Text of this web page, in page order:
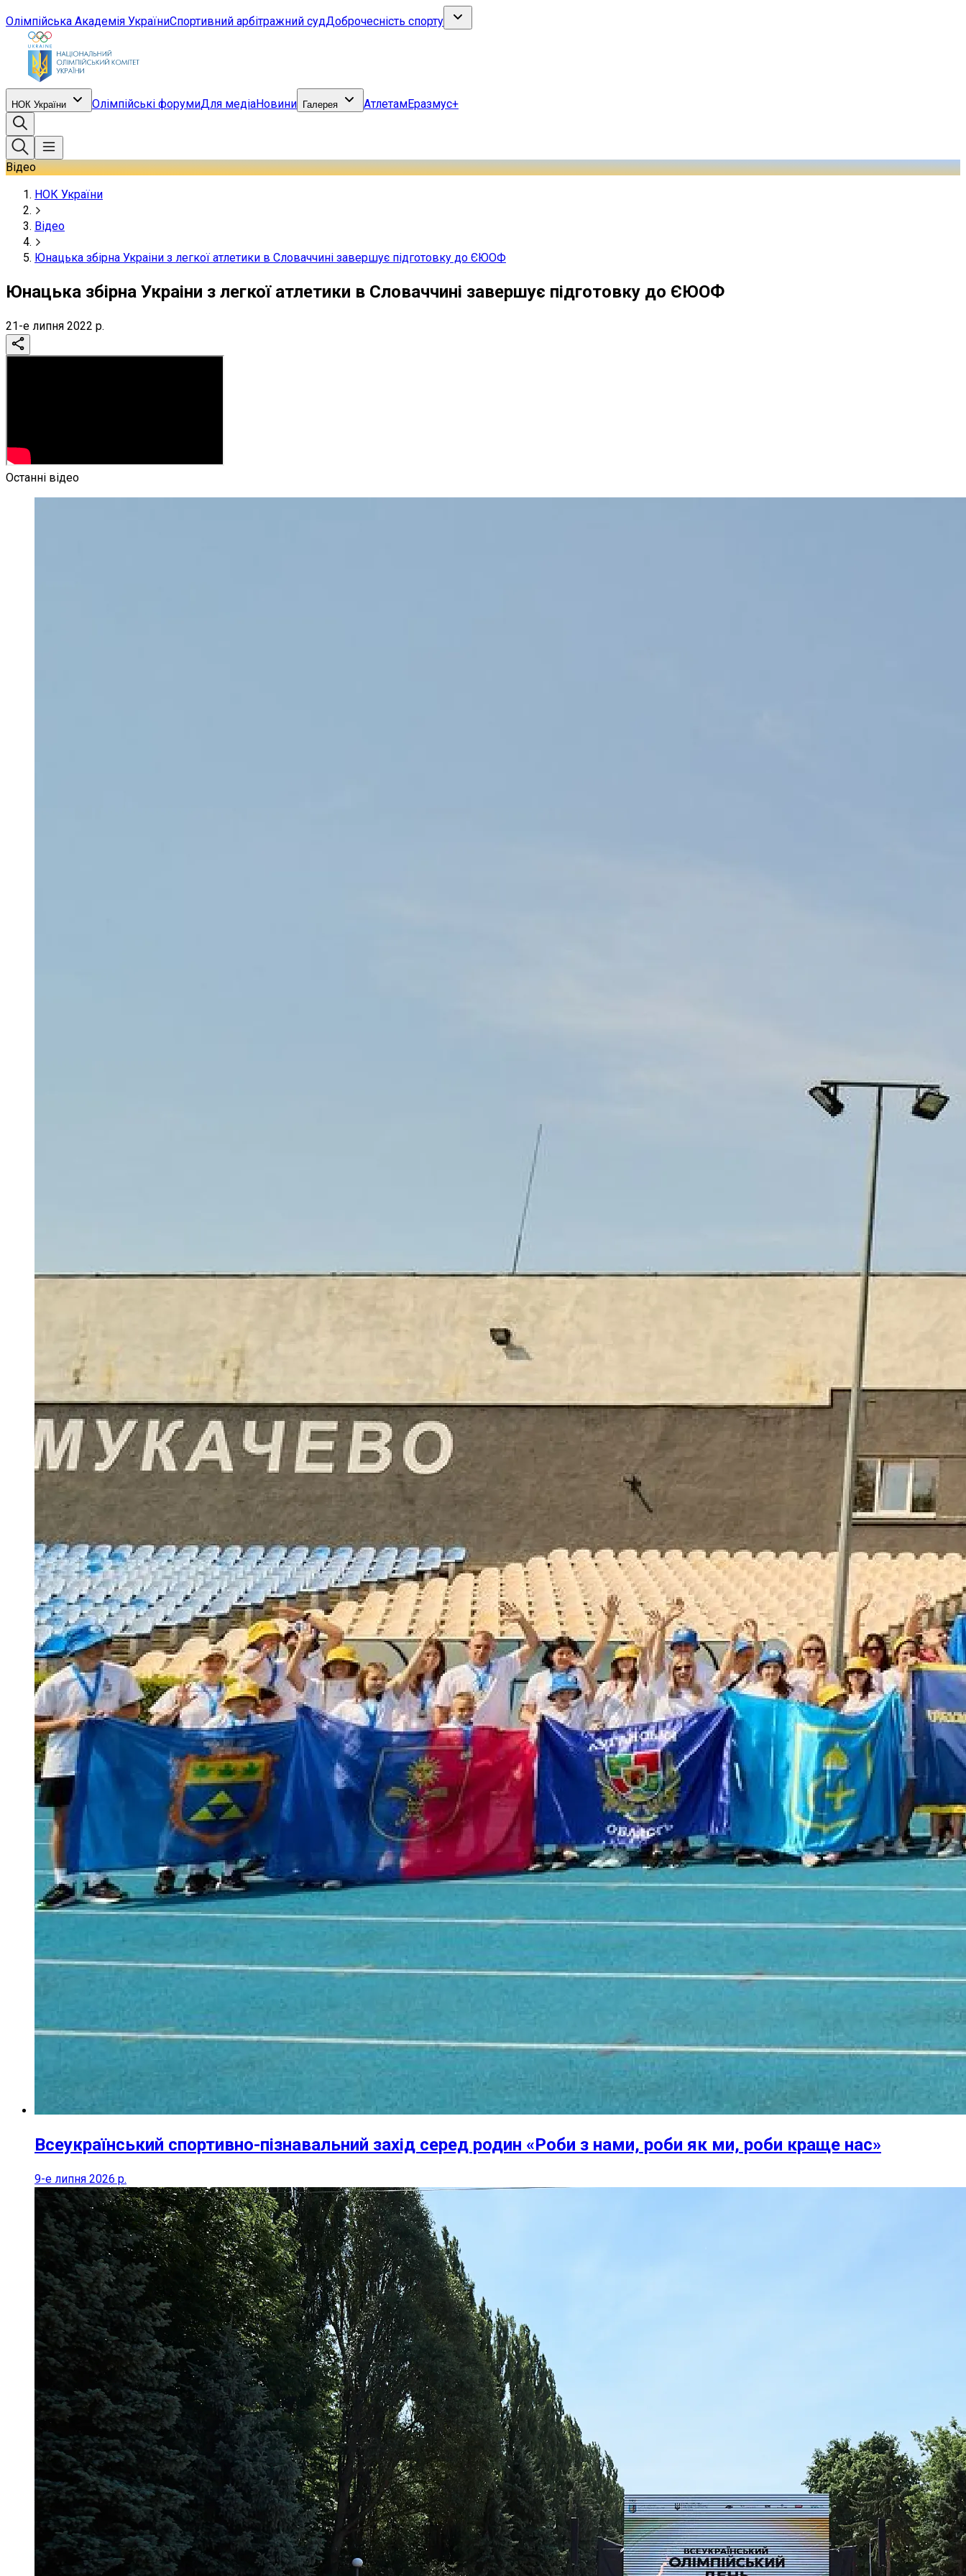
Олімпійська Академія УкраїниСпортивний арбітражний судДоброчесність спорту
НОК України Олімпійські форумиДля медіаНовини Галерея АтлетамЕразмус+
Відео
НОК України
Відео
Юнацька збірна Украіни з легкої атлетики в Словаччині завершує підготовку до ЄЮОФ
Юнацька збірна Украіни з легкої атлетики в Словаччині завершує підготовку до ЄЮОФ
21-е липня 2022 р.
Останні відео
Всеукраїнський спортивно-пізнавальний захід серед родин «Роби з нами, роби як ми, роби краще нас»
9-е липня 2026 р.